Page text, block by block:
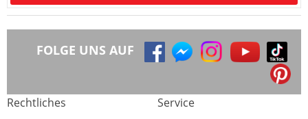
FOLGE UNS AUF
Rechtliches Service